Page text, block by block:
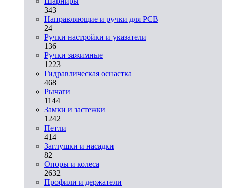
343
Направляющие и ручки для PCB
24
Ручки настройки и указатели
136
Ручки зажимные
1223
Гидравлическая оснастка
468
Рычаги
1144
Замки и застежки
1242
Петли
414
Заглушки и насадки
82
Опоры и колеса
2632
Профили и держатели